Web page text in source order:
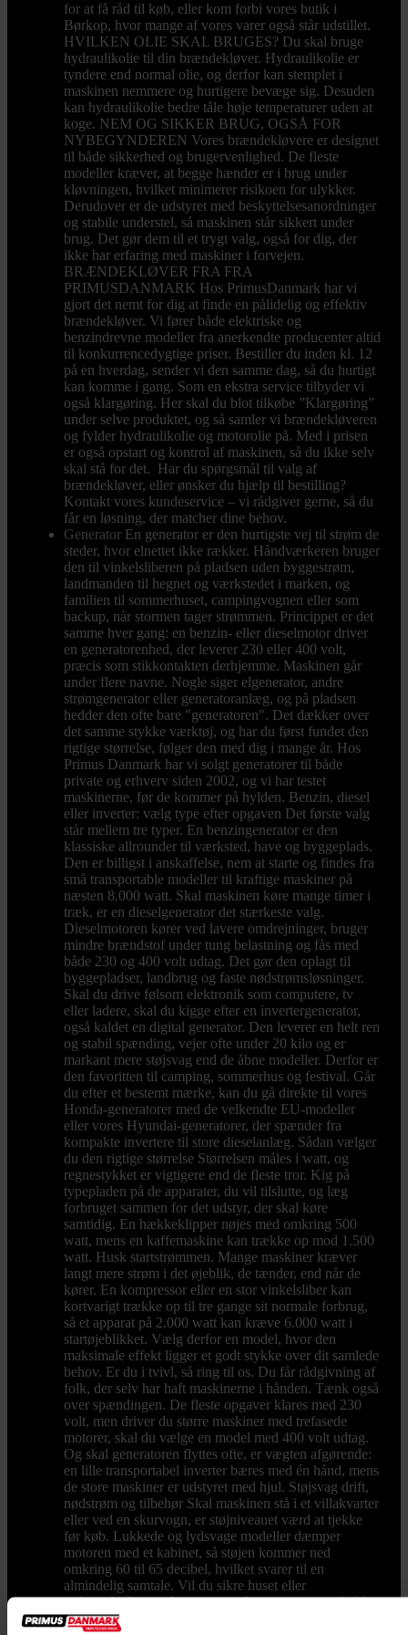
for at få råd til køb, eller kom forbi vores butik i
Børkop, hvor mange af vores varer også står udstillet.
HVILKEN OLIE SKAL BRUGES? Du skal bruge
hydraulikolie til din brændekløver. Hydraulikolie er
tyndere end normal olie, og derfor kan stemplet i
maskinen nemmere og hurtigere bevæge sig. Desuden
kan hydraulikolie bedre tåle høje temperaturer uden at
koge. NEM OG SIKKER BRUG, OGSÅ FOR
NYBEGYNDEREN Vores brændekløvere er designet
til både sikkerhed og brugervenlighed. De fleste
modeller kræver, at begge hænder er i brug under
kløvningen, hvilket minimerer risikoen for ulykker.
Derudover er de udstyret med beskyttelsesanordninger
og stabile understel, så maskinen står sikkert under
brug. Det gør dem til et trygt valg, også for dig, der
ikke har erfaring med maskiner i forvejen.
BRÆNDEKLØVER FRA FRA
PRIMUSDANMARK Hos PrimusDanmark har vi
gjort det nemt for dig at finde en pålidelig og effektiv
brændekløver. Vi fører både elektriske og
benzindrevne modeller fra anerkendte producenter altid
til konkurrencedygtige priser. Bestiller du inden kl. 12
på en hverdag, sender vi den samme dag, så du hurtigt
kan komme i gang. Som en ekstra service tilbyder vi
også klargøring. Her skal du blot tilkøbe ”Klargøring”
under selve produktet, og så samler vi brændekløveren
og fylder hydraulikolie og motorolie på. Med i prisen
er også opstart og kontrol af maskinen, så du ikke selv
skal stå for det. Har du spørgsmål til valg af
brændekløver, eller ønsker du hjælp til bestilling?
Kontakt vores kundeservice – vi rådgiver gerne, så du
får en løsning, der matcher dine behov.
Generator En generator er den hurtigste vej til strøm de
steder, hvor elnettet ikke rækker. Håndværkeren bruger
den til vinkelsliberen på pladsen uden byggestrøm,
landmanden til hegnet og værkstedet i marken, og
familien til sommerhuset, campingvognen eller som
backup, når stormen tager strømmen. Princippet er det
samme hver gang: en benzin- eller dieselmotor driver
en generatorenhed, der leverer 230 eller 400 volt,
præcis som stikkontakten derhjemme. Maskinen går
under flere navne. Nogle siger elgenerator, andre
strømgenerator eller generatoranlæg, og på pladsen
hedder den ofte bare "generatoren". Det dækker over
det samme stykke værktøj, og har du først fundet den
rigtige størrelse, følger den med dig i mange år. Hos
Primus Danmark har vi solgt generatorer til både
private og erhverv siden 2002, og vi har testet
maskinerne, før de kommer på hylden. Benzin, diesel
eller inverter: vælg type efter opgaven Det første valg
står mellem tre typer. En benzingenerator er den
klassiske allrounder til værksted, have og byggeplads.
Den er billigst i anskaffelse, nem at starte og findes fra
små transportable modeller til kraftige maskiner på
næsten 8.000 watt. Skal maskinen køre mange timer i
træk, er en dieselgenerator det stærkeste valg.
Dieselmotoren kører ved lavere omdrejninger, bruger
mindre brændstof under tung belastning og fås med
både 230 og 400 volt udtag. Det gør den oplagt til
byggepladser, landbrug og faste nødstrømsløsninger.
Skal du drive følsom elektronik som computere, tv
eller ladere, skal du kigge efter en invertergenerator,
også kaldet en digital generator. Den leverer en helt ren
og stabil spænding, vejer ofte under 20 kilo og er
markant mere støjsvag end de åbne modeller. Derfor er
den favoritten til camping, sommerhus og festival. Går
du efter et bestemt mærke, kan du gå direkte til vores
Honda-generatorer med de velkendte EU-modeller
eller vores Hyundai-generatorer, der spænder fra
kompakte invertere til store dieselanlæg. Sådan vælger
du den rigtige størrelse Størrelsen måles i watt, og
regnestykket er vigtigere end de fleste tror. Kig på
typepladen på de apparater, du vil tilslutte, og læg
forbruget sammen for det udstyr, der skal køre
samtidig. En hækkeklipper nøjes med omkring 500
watt, mens en kaffemaskine kan trække op mod 1.500
watt. Husk startstrømmen. Mange maskiner kræver
langt mere strøm i det øjeblik, de tænder, end når de
kører. En kompressor eller en stor vinkelsliber kan
kortvarigt trække op til tre gange sit normale forbrug,
så et apparat på 2.000 watt kan kræve 6.000 watt i
startøjeblikket. Vælg derfor en model, hvor den
maksimale effekt ligger et godt stykke over dit samlede
behov. Er du i tvivl, så ring til os. Du får rådgivning af
folk, der selv har haft maskinerne i hånden. Tænk også
over spændingen. De fleste opgaver klares med 230
volt, men driver du større maskiner med trefasede
motorer, skal du vælge en model med 400 volt udtag.
Og skal generatoren flyttes ofte, er vægten afgørende:
en lille transportabel inverter bæres med én hånd, mens
de store maskiner er udstyret med hjul. Støjsvag drift,
nødstrøm og tilbehør Skal maskinen stå i et villakvarter
eller ved en skurvogn, er støjniveauet værd at tjekke
før køb. Lukkede og lydsvage modeller dæmper
motoren med et kabinet, så støjen kommer ned
omkring 60 til 65 decibel, hvilket svarer til en
almindelig samtale. Vil du sikre huset eller
virksomheden mod strømsvigt, kan generatoren kobles
til en ATS boks, der automatisk starter maskinen, når